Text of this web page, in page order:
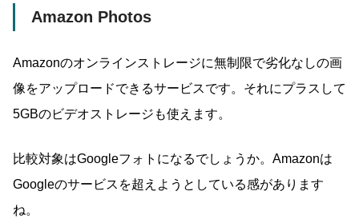
Amazon Photos
Amazonのオンラインストレージに無制限で劣化なしの画
像をアップロードできるサービスです。それにプラスして
5GBのビデオストレージも使えます。
比較対象はGoogleフォトになるでしょうか。Amazonは
Googleのサービスを超えようとしている感があります
ね。